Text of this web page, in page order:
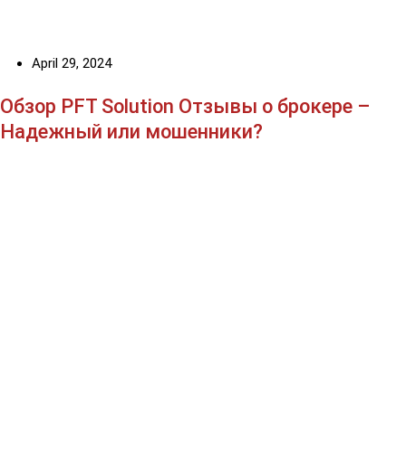
April 29, 2024
Обзор PFT Solution Отзывы о брокере –
Надежный или мошенники?